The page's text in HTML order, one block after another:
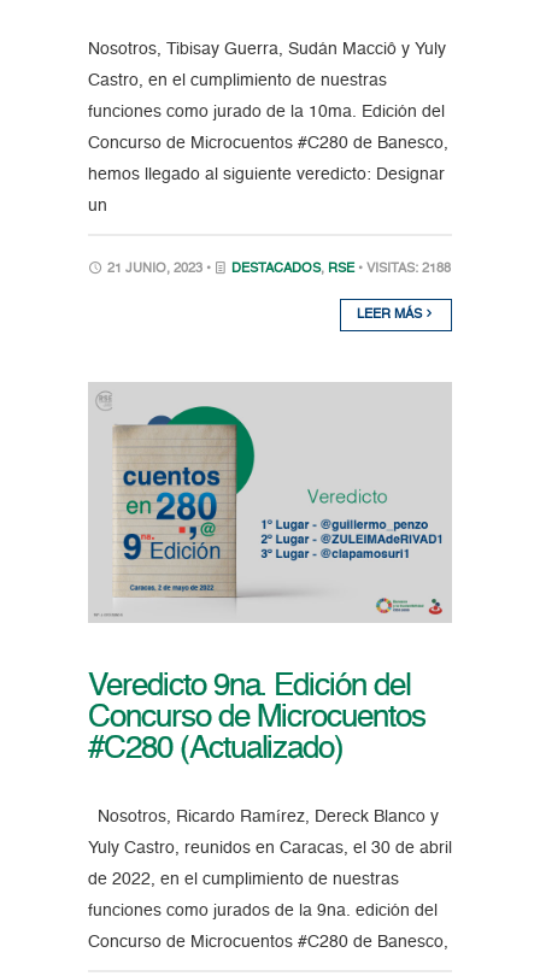
Nosotros, Tibisay Guerra, Sudán Macciô y Yuly
Castro, en el cumplimiento de nuestras
funciones como jurado de la 10ma. Edición del
Concurso de Microcuentos #C280 de Banesco,
hemos llegado al siguiente veredicto: Designar
un
21 JUNIO, 2023 • DESTACADOS, RSE • VISITAS: 2188
LEER MÁS
Veredicto 9na. Edición del
Concurso de Microcuentos
#C280 (Actualizado)
Nosotros, Ricardo Ramírez, Dereck Blanco y
Yuly Castro, reunidos en Caracas, el 30 de abril
de 2022, en el cumplimiento de nuestras
funciones como jurados de la 9na. edición del
Concurso de Microcuentos #C280 de Banesco,